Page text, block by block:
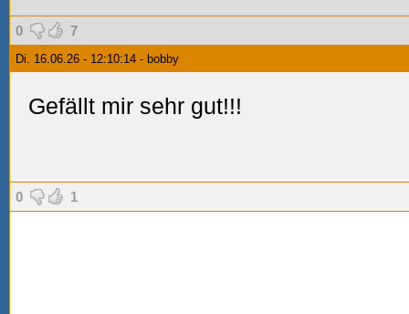
0 7
Di. 16.06.26 - 12:10:14 - bobby
Gefällt mir sehr gut!!!
0 1